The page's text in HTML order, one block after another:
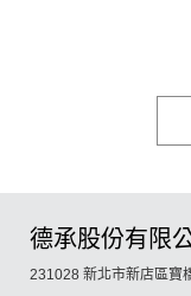
德承股份有限
231028 新北市新店區寶